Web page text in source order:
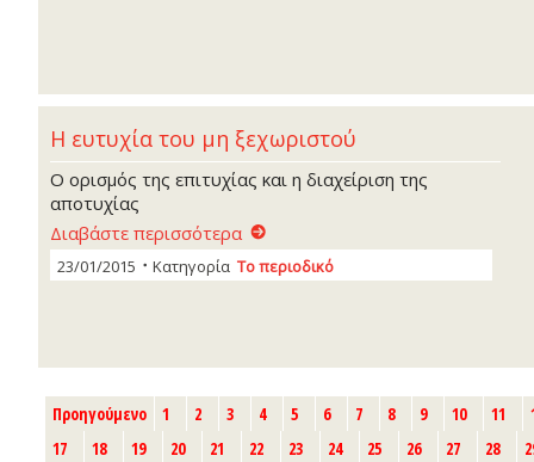
Η ευτυχία του μη ξεχωριστού
Ο ορισμός της επιτυχίας και η διαχείριση της
αποτυχίας
Διαβάστε περισσότερα
23/01/2015 Κατηγορία Το περιοδικό
Προηγούμενο 1 2 3 4 5 6 7 8 9 10 11
17
18 19 20 21 22 23 24 25 26 27 28